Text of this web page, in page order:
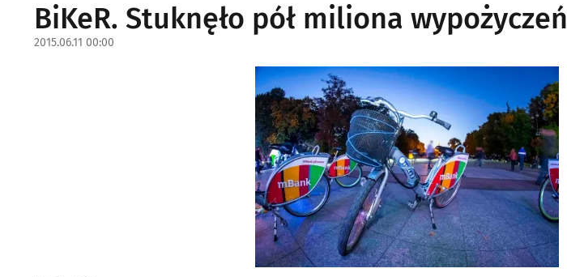
BiKeR. Stuknęło pół miliona wypożyczeń
2015.06.11 00:00